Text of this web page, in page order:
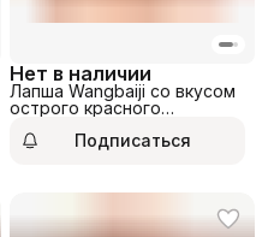
Нет в наличии
Лапша Wangbaiji со вкусом
острого красного
Подписаться